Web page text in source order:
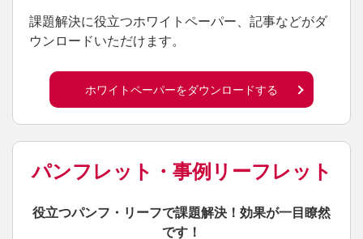
課題解決に役立つホワイトペーパー、記事などがダ
ウンロードいただけます。
ホワイトペーパーをダウンロードする
パンフレット・事例リーフレット
役立つパンフ・リーフで課題解決！効果が一目瞭然
です！